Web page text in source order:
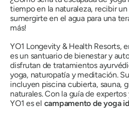
tiempo en la naturaleza, recibir
sumergirte en el agua para una
más!
YO1 Longevity & Health Resorts,
es un santuario de bienestar y
disfrutan de tratamientos
yoga, naturopatía y meditación.
incluyen piscina cubierta, sauna,
naturales. Con la guía de
YO1 es el campamento de yoga